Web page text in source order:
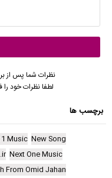
نظرات شما پس از
لطفا نظرات خود را
برچسب ها
New Song
Music
Next One Music
From Omid Jahan